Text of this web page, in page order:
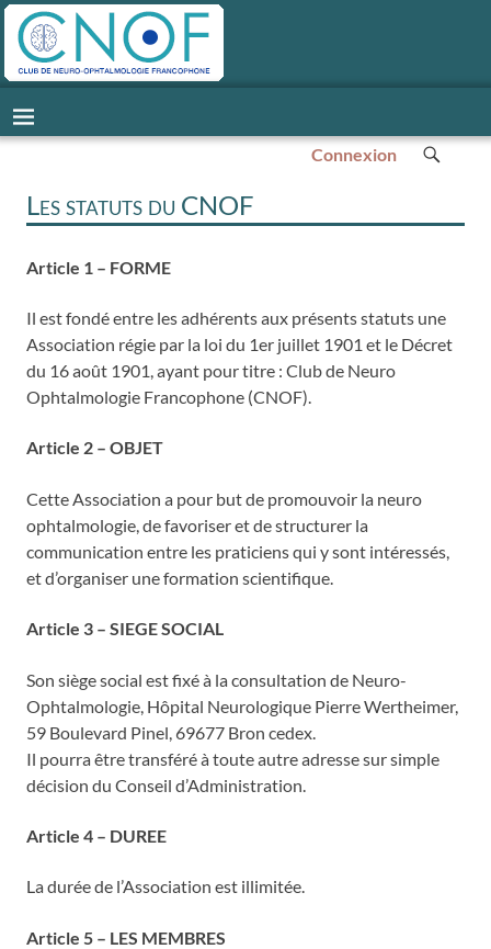
Connexion
Les statuts du CNOF
Article 1 – FORME
Il est fondé entre les adhérents aux présents statuts une
Association régie par la loi du 1er juillet 1901 et le Décret
du 16 août 1901, ayant pour titre : Club de Neuro
Ophtalmologie Francophone (CNOF).
Article 2 – OBJET
Cette Association a pour but de promouvoir la neuro
ophtalmologie, de favoriser et de structurer la
communication entre les praticiens qui y sont intéressés,
et d’organiser une formation scientifique.
Article 3 – SIEGE SOCIAL
Son siège social est fixé à la consultation de Neuro-
Ophtalmologie, Hôpital Neurologique Pierre Wertheimer,
59 Boulevard Pinel, 69677 Bron cedex.
Il pourra être transféré à toute autre adresse sur simple
décision du Conseil d’Administration.
Article 4 – DUREE
La durée de l’Association est illimitée.
Article 5 – LES MEMBRES